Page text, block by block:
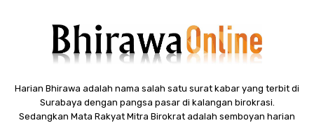
Harian Bhirawa adalah nama salah satu surat kabar yang terbit di
Surabaya dengan pangsa pasar di kalangan birokrasi.
Sedangkan Mata Rakyat Mitra Birokrat adalah semboyan harian